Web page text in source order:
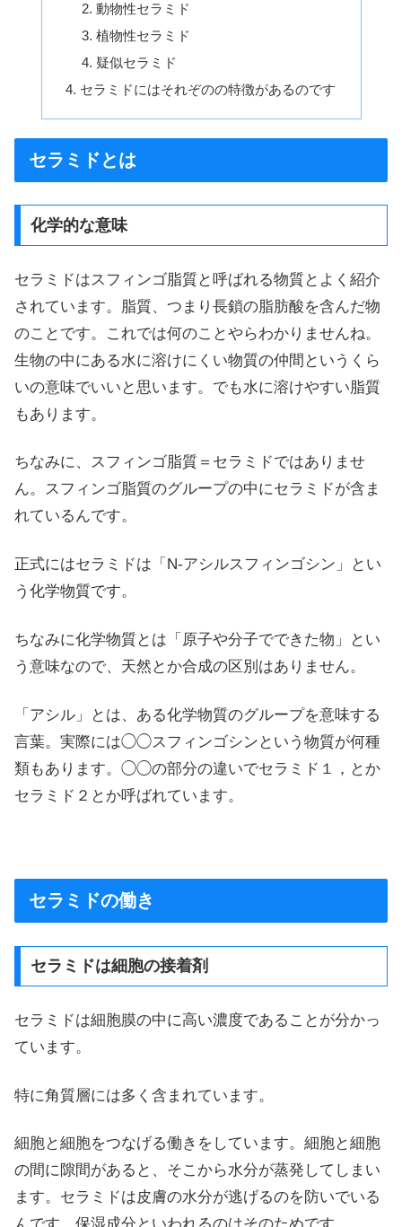
動物性セラミド
植物性セラミド
疑似セラミド
セラミドにはそれぞのの特徴があるのです
セラミドとは
化学的な意味
セラミドはスフィンゴ脂質と呼ばれる物質とよく紹介
されています。脂質、つまり長鎖の脂肪酸を含んだ物
のことです。これでは何のことやらわかりませんね。
生物の中にある水に溶けにくい物質の仲間というくら
いの意味でいいと思います。でも水に溶けやすい脂質
もあります。
ちなみに、スフィンゴ脂質＝セラミドではありませ
ん。スフィンゴ脂質のグループの中にセラミドが含ま
れているんです。
正式にはセラミドは「N-アシルスフィンゴシン」とい
う化学物質です。
ちなみに化学物質とは「原子や分子でできた物」とい
う意味なので、天然とか合成の区別はありません。
「アシル」とは、ある化学物質のグループを意味する
言葉。実際には◯◯スフィンゴシンという物質が何種
類もあります。◯◯の部分の違いでセラミド１，とか
セラミド２とか呼ばれています。
セラミドの働き
セラミドは細胞の接着剤
セラミドは細胞膜の中に高い濃度であることが分かっ
ています。
特に角質層には多く含まれています。
細胞と細胞をつなげる働きをしています。細胞と細胞
の間に隙間があると、そこから水分が蒸発してしまい
ます。セラミドは皮膚の水分が逃げるのを防いでいる